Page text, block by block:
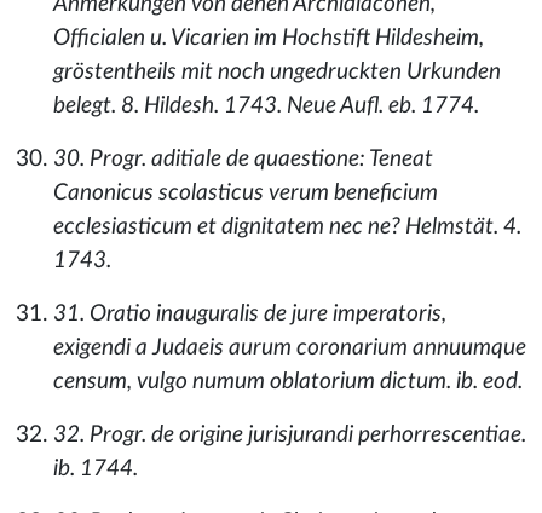
Officialen u. Vicarien im Hochstift Hildesheim,
gröstentheils mit noch ungedruckten Urkunden
belegt. 8. Hildesh. 1743. Neue Aufl. eb. 1774.
30. Progr. aditiale de quaestione: Teneat
Canonicus scolasticus verum beneficium
ecclesiasticum et dignitatem nec ne? Helmstät. 4.
1743.
31. Oratio inauguralis de jure imperatoris,
exigendi a Judaeis aurum coronarium annuumque
censum, vulgo numum oblatorium dictum. ib. eod.
32. Progr. de origine jurisjurandi perhorrescentiae.
ib. 1744.